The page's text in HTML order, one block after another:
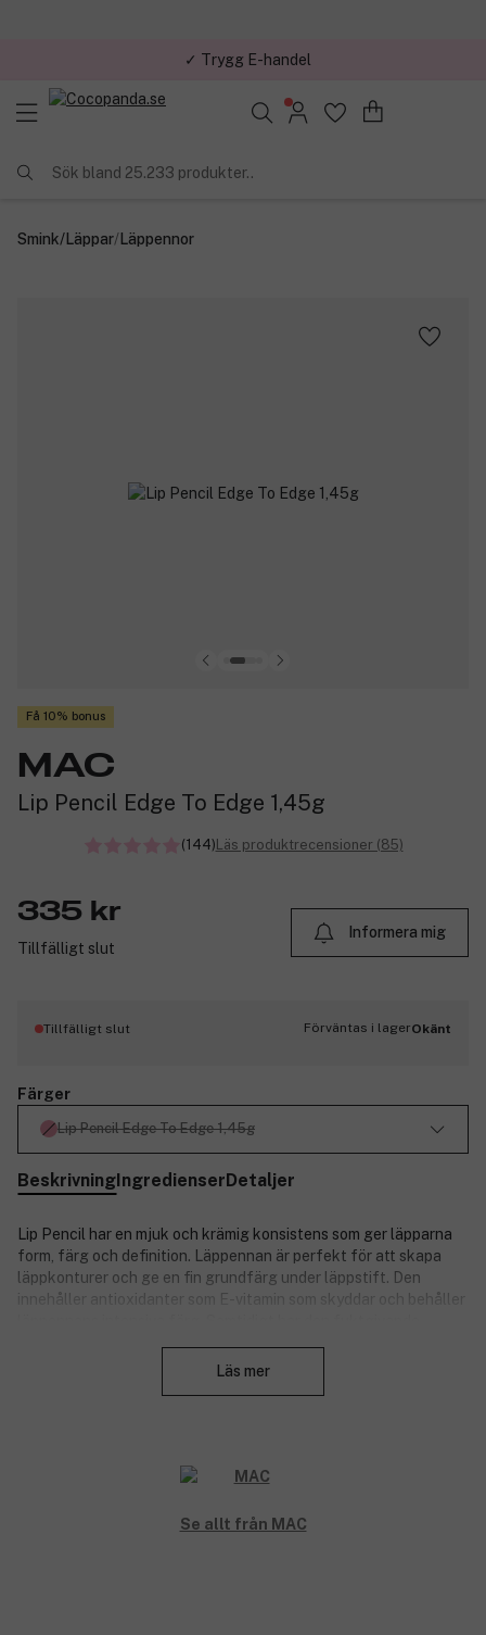
✓ Trygg E-handel
Sök bland 25.233 produkter..
Smink/Läppar/Läppennor
Få 10% bonus
MAC
Lip Pencil Edge To Edge 1,45g
(144)Läs produktrecensioner (85)
335 kr
Tillfälligt slut
Informera mig
Tillfälligt slut Förväntas i lagerOkänt
Färger
Lip Pencil Edge To Edge 1,45g
BeskrivningIngredienserDetaljer
Lip Pencil har en mjuk och krämig konsistens som ger läpparna
form, färg och definition. Läppennan är perfekt för att skapa
läppkonturer och ge en fin grundfärg under läppstift. Den
innehåller antioxidanter som E-vitamin som skyddar och behåller
Läs mer
Se allt från MAC